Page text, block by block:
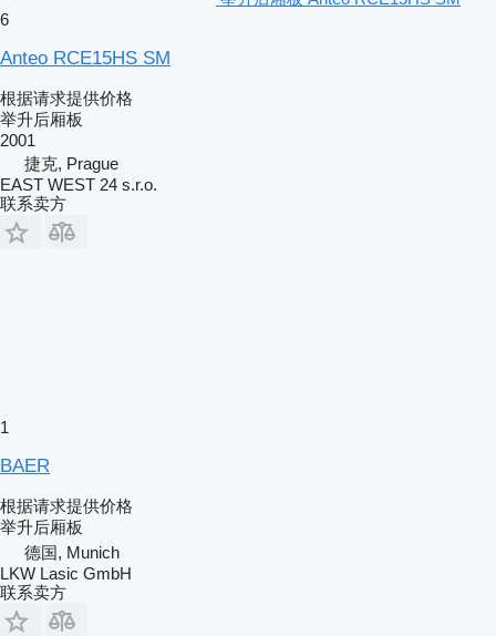
6
Anteo RCE15HS SM
根据请求提供价格
举升后厢板
2001
捷克, Prague
EAST WEST 24 s.r.o.
联系卖方
1
BAER
根据请求提供价格
举升后厢板
德国, Munich
LKW Lasic GmbH
联系卖方